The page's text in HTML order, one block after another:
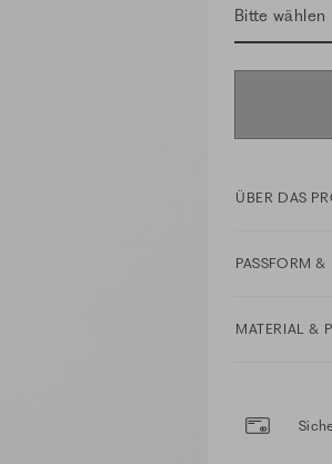
Bitte wählen
ÜBER DAS
PASSFORM &
MATERIAL &